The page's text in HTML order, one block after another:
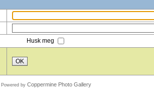
Husk meg
OK
Powered by Coppermine Photo Gallery